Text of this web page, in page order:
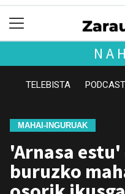
TELEBISTA
MAHAI-INGURUAK
'Arnasa
buruzko